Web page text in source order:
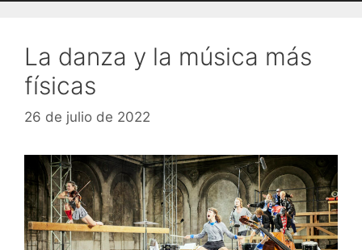
La danza y la música más
físicas
26 de julio de 2022